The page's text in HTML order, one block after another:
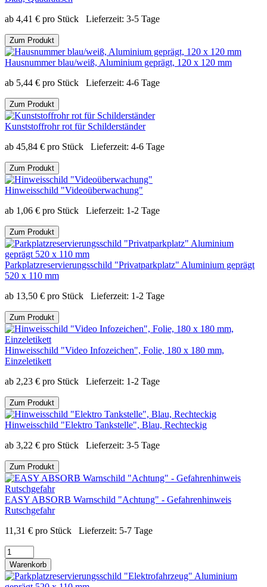
ab 4,41 € pro Stück Lieferzeit: 3-5 Tage
Zum Produkt
Hausnummer blau/weiß, Aluminium geprägt, 120 x 120 mm
ab 5,44 € pro Stück Lieferzeit: 4-6 Tage
Zum Produkt
Kunststoffrohr rot für Schilderständer
ab 45,84 € pro Stück Lieferzeit: 4-6 Tage
Zum Produkt
Hinweisschild "Videoüberwachung"
ab 1,06 € pro Stück Lieferzeit: 1-2 Tage
Zum Produkt
Parkplatzreservierungsschild "Privatparkplatz" Aluminium geprägt
520 x 110 mm
ab 13,50 € pro Stück Lieferzeit: 1-2 Tage
Zum Produkt
Hinweisschild "Video Infozeichen", Folie, 180 x 180 mm,
Einzeletikett
ab 2,23 € pro Stück Lieferzeit: 1-2 Tage
Zum Produkt
Hinweisschild "Elektro Tankstelle", Blau, Rechteckig
ab 3,22 € pro Stück Lieferzeit: 3-5 Tage
Zum Produkt
EASY ABSORB Warnschild "Achtung" - Gefahrenhinweis
Rutschgefahr
11,31 € pro Stück Lieferzeit: 5-7 Tage
Warenkorb